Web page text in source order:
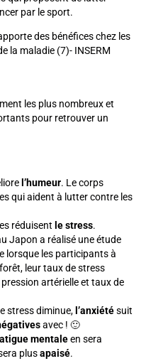
par le sport.
des bénéfices chez les
la maladie (7)- INSERM
les plus nombreux et
pour retrouver un
l’humeur. Le corps
qui aident à lutter contre les
réduisent le stress.
Japon a réalisé une étude
lorsque les participants à
leur taux de stress
artérielle et taux de
stress diminue, l’anxiétésuit
avec ! 🙂
mentaleen sera
plusapaisé.